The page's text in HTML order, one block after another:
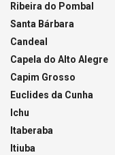
Ribeira do Pombal
Santa Bárbara
Candeal
Capela do Alto Alegre
Capim Grosso
Euclides da Cunha
Ichu
Itaberaba
Itiuba